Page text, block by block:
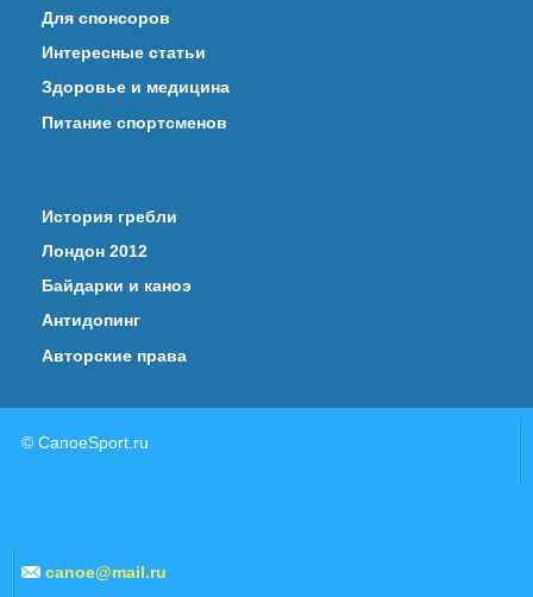
Для спонсоров
Интересные статьи
Здоровье и медицина
Питание спортсменов
История гребли
Лондон 2012
Байдарки и каноэ
Антидопинг
Авторские права
© CanoeSport.ru
canoe@mail.ru